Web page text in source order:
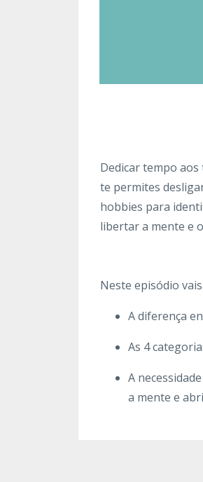
Dedicar tempo
te permites
hobbies para
libertar a mente e
Neste episódio
A diferença
As 4
A
a mente e